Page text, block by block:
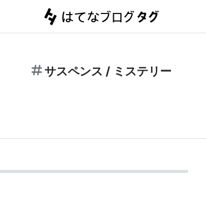
サスペンス / ミステリー